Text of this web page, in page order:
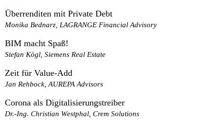
Überrenditen mit Private Debt
Monika Bednarz, LAGRANGE Financial Advisory
BIM macht Spaß!
Stefan Kögl, Siemens Real Estate
Zeit für Value-Add
Jan Rehbock, AUREPA Advisors
Corona als Digitalisierungstreiber
Dr.-Ing. Christian Westphal, Crem Solutions